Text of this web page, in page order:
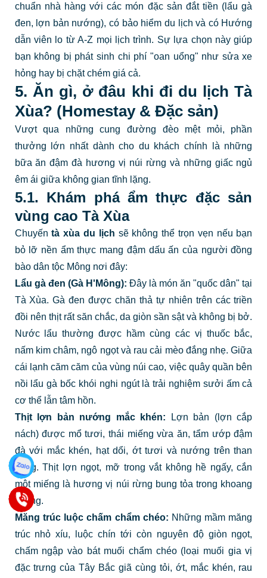
chuẩn nhà hàng với các món đặc sản đắt tiền (lẩu gà
đen, lợn bản nướng), có bảo hiểm du lịch và có Hướng
dẫn viên lo từ A-Z mọi lịch trình. Sự lựa chọn này giúp
bạn không bị phát sinh chi phí "oan uổng" như sửa xe
hỏng hay bị chặt chém giá cả.
5. Ăn gì, ở đâu khi đi du lịch Tà
Xùa? (Homestay & Đặc sản)
Vượt qua những cung đường đèo mệt mỏi, phần
thưởng lớn nhất dành cho du khách chính là những
bữa ăn đậm đà hương vị núi rừng và những giấc ngủ
êm ái giữa không gian tĩnh lặng.
5.1. Khám phá ẩm thực đặc sản
vùng cao Tà Xùa
Chuyếntà xùa du lịch sẽ không thể trọn vẹn nếu bạn
bỏ lỡ nền ẩm thực mang đậm dấu ấn của người đồng
bào dân tộc Mông nơi đây:
Lẩu gà đen (Gà H'Mông): Đây là món ăn "quốc dân" tại
Tà Xùa. Gà đen được chăn thả tự nhiên trên các triền
đồi nên thịt rất săn chắc, da giòn sần sật và không bị bở.
Nước lẩu thường được hầm cùng các vị thuốc bắc,
nấm kim châm, ngô ngọt và rau cải mèo đắng nhẹ. Giữa
cái lạnh căm căm của vùng núi cao, việc quây quần bên
nồi lẩu gà bốc khói nghi ngút là trải nghiệm sưởi ấm cả
cơ thể lẫn tâm hồn.
Thịt lợn bản nướng mắc khén: Lợn bản (lợn cắp
nách) được mổ tươi, thái miếng vừa ăn, tẩm ướp đậm
đà với mắc khén, hạt dổi, ớt tươi và nướng trên than
hồng. Thịt lợn ngọt, mỡ trong vắt không hề ngấy, cắn
một miếng là hương vị núi rừng bung tỏa trong khoang
miệng.
Măng trúc luộc chấm chẩm chéo: Những mầm măng
trúc nhỏ xíu, luộc chín tới còn nguyên độ giòn ngọt,
chấm ngập vào bát muối chẩm chéo (loại muối gia vị
đặc trưng của Tây Bắc giã cùng tỏi, ớt, mắc khén, rau